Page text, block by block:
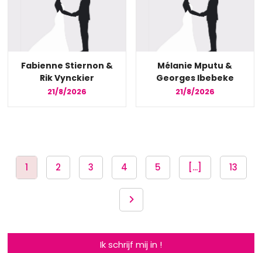
Fabienne Stiernon &
Rik Vynckier
21/8/2026
Mélanie Mputu &
Georges Ibebeke
21/8/2026
1 2 3 4 5 [...] 13
Ik schrijf mij in !